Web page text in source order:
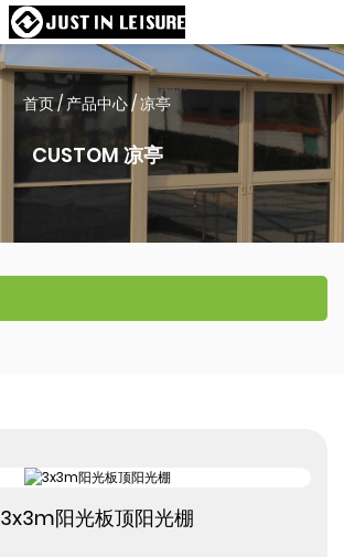
首页/产品中心/凉亭
CUSTOM 凉亭
查看更多
3x3m阳光板顶阳光棚